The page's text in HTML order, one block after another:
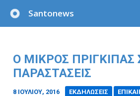
στο
Santonews
Ο ΜΙΚΡΟΣ ΠΡΙΓΚΙΠΑΣ
ΠΑΡΑΣΤΑΣΕΙΣ
8 ΙΟΥΛΊΟΥ, 2016 ΕΚΔΗΛΩΣΕΙΣ